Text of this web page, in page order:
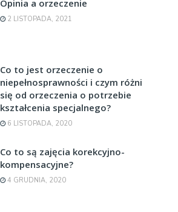
Opinia a orzeczenie
2 LISTOPADA, 2021
Co to jest orzeczenie o
niepełnosprawności i czym różni
się od orzeczenia o potrzebie
kształcenia specjalnego?
6 LISTOPADA, 2020
Co to są zajęcia korekcyjno-
kompensacyjne?
4 GRUDNIA, 2020